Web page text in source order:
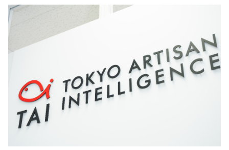
イベント・セミナー
インタビュー
ナレッジ
リファレンス
個人向けプラン
法人向けプラン
学校向けプラン
評価結果一覧
再チャレンジ結果一覧
Tech Team Journal
paizaとは？